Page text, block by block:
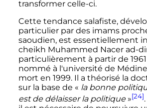
transformer celle-ci.
Cette tendance salafiste,
particulier par des imams
saoudien, est essentiellement
cheikh Muhammed Nacer ad-
particulièrement à partir de
nommé à l'université de
mort en 1999. Il a théorisé la
sur la base de « la bonne
est de délaisser la politique »[24]